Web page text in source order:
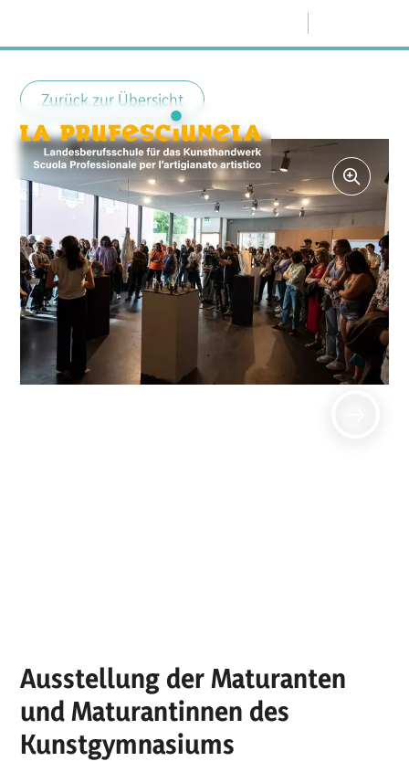
Zurück zur Übersicht
Ausstellung der Maturanten
und Maturantinnen des
Kunstgymnasiums